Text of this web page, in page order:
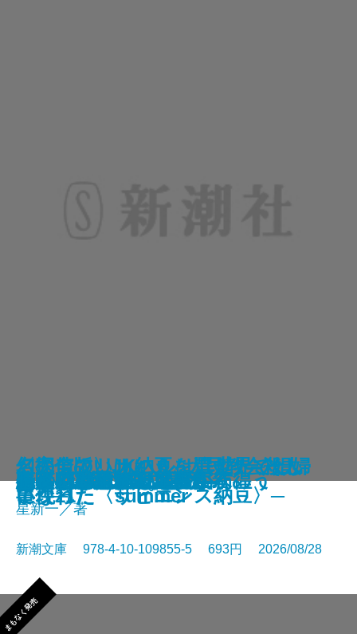
幽冥の岸 十二国記
未知なるカダスを夢に求めて
さよならの言い方なんて知らな
い。11
龍ノ国幻想9 天恵の命
神と王1 亡国の書
人魚屋敷の殺人
悪徳もまた
善人たち
わたしが・棄てた・女
きまぐれカプセル
星新一／著
新潮文庫 978-4-10-109855-5 693円 2026/08/28
まもなく発売
一夜─隠蔽捜査10─
夢ノ町本通り─文庫版─
フィレンツェに悪魔が彷徨う
その他の危険
〈完全版〉JKハルは異世界で娼婦
になった summer
人喰いパンダ殺人事件
幻のアフリカ納豆を追え！─そし
て現れた〈サピエンス納豆〉─
色ざんげ
晴れでも雨でも昆虫学者
名探偵のいけにえ─人民教会殺人
事件─